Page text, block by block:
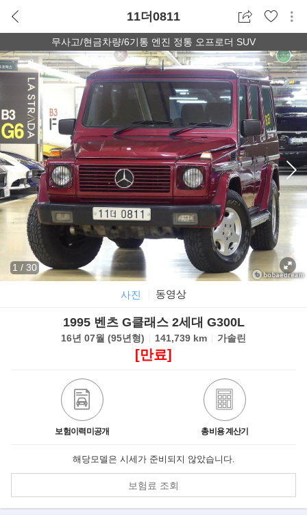
11더0811
무사고/현금차량/6기통 엔진 정통 오프로더 SUV
1 / 30
사진 동영상
1995 벤츠 G클래스 2세대 G300L
16년 07월 (95년형) 141,739 km 가솔린
[만료]
보험이력미공개 총비용 계산기
해당모델은 시세가 준비되지 않았습니다.
보험료 조회